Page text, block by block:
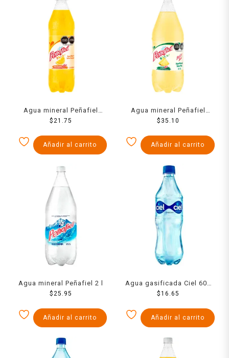
Agua mineral Peñafiel
Adas sabor naranjada 600
$ 21.75
Añadir al carrito
Agua mineral Peñafiel
Adas sabor piñada 2 l
$ 35.10
Añadir al carrito
Agua mineral Peñafiel 2 l
$ 25.95
Añadir al carrito
Agua gasificada Ciel 600
ml
$16.65
Añadir al carrito